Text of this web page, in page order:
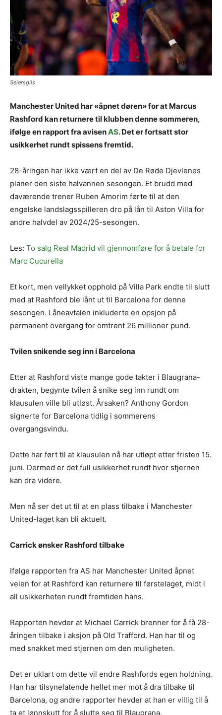
Seiersglis
Manchester United har «åpnet døren» for at Marcus
Rashford kan returnere til klubben denne sommeren,
ifølge en rapport fra avisenAS. Det er fortsatt stor
usikkerhet rundt spissens fremtid.
28-åringen har ikke vært en del av De Røde Djevlenes
planer den siste halvannen sesongen. Et brudd med
daværende trener Ruben Amorim førte til at den
engelske landslagsspilleren dro på lån til Aston Villa for
andre halvdel av 2024/25-sesongen.
Les: To salg Real Madrid vil gjennomføre for å betale for
Marc Cucurella
Et kort, men vellykket opphold på Villa Park endte til slutt
med at Rashford ble lånt ut til Barcelona for denne
sesongen. Låneavtalen inkluderte en opsjon på
permanent overgang for omtrent 26 millioner pund.
Tvilen snikende seg inn i Barcelona
Etter at Rashford viste mange gode takter i Blaugrana-
drakten, begynte tvilen å snike seg inn rundt om
klausulen ville bli utløst. Årsaken? Anthony Gordon
signerte for Barcelona tidlig i sommerens
overgangsvindu.
Dette har ført til at klausulen nå har utløpt etter fristen 15.
juni. Dermed er det full usikkerhet rundt hvor stjernen
kan dra videre.
Men nå ser det ut til at en plass tilbake i Manchester
United-laget kan bli aktuelt.
Carrick ønsker Rashford tilbake
Ifølge rapporten fra AS har Manchester United åpnet
veien for at Rashford kan returnere til førstelaget, midt i
all usikkerheten rundt fremtiden hans.
Rapporten hevder at Michael Carrick brenner for å få 28-
åringen tilbake i aksjon på Old Trafford. Han har til og
med snakket med stjernen om den muligheten.
Det er uklart om dette vil endre Rashfords egen holdning.
Han har tilsynelatende hellet mer mot å dra tilbake til
Barcelona, og andre rapporter hevder at han er villig til å
ta et lønnskutt for å slutte seg til Blaugrana.